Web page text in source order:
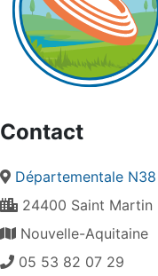
Contact
Départementale N38
24400 Saint Martin
Nouvelle-Aquitaine
05 53 82 07 29